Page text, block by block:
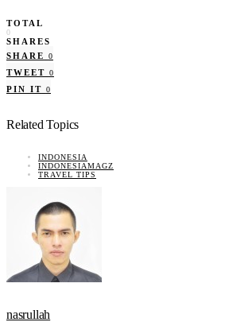
TOTAL
0
SHARES
SHARE
0
TWEET 0
PIN IT 0
Related Topics
INDONESIA
INDONESIAMAGZ
TRAVEL TIPS
nasrullah